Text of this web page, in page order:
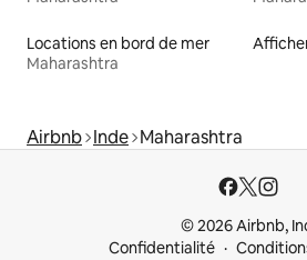
Locations en bord de mer
Maharashtra
Airbnb Inde Maharashtra
© 2026 Airbnb,
Confidentialité